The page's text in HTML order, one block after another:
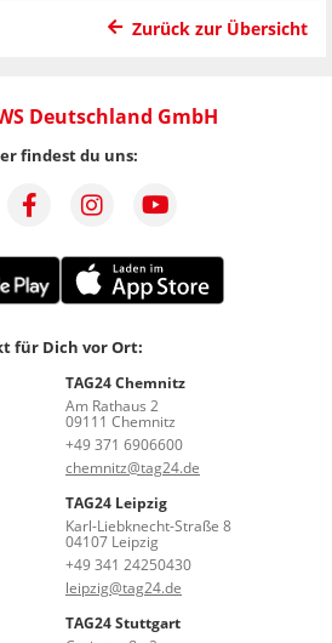
Zurück zur Übersicht
Deutschland GmbH
findest du uns:
für Dich vor Ort:
TAG24 Chemnitz
Am Rathaus 2
09111 Chemnitz
+49 371 6906600
chemnitz@tag24.de
TAG24 Leipzig
Karl-Liebknecht-Straße 8
04107 Leipzig
+49 341 24250430
leipzig@tag24.de
TAG24 Stuttgart